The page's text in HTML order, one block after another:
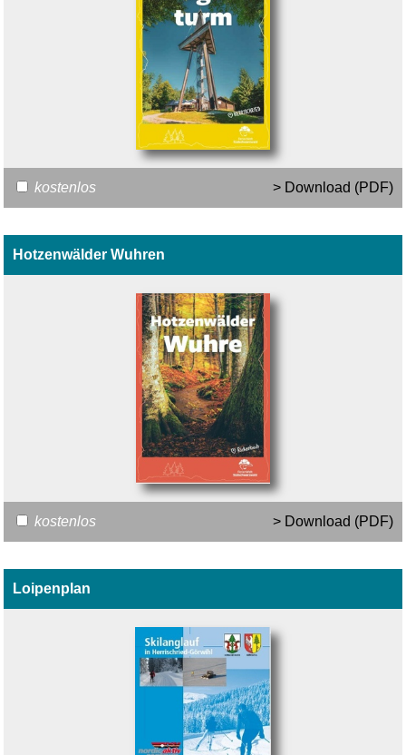
kostenlos > Download (PDF)
Hotzenwälder Wuhren
kostenlos > Download (PDF)
Loipenplan